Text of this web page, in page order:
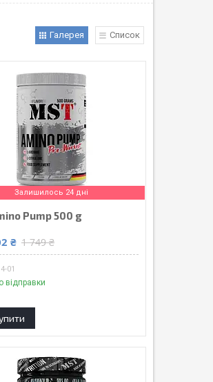
Галерея Список
Залишилось 24 дні
Pump 500 g
₴ 1 749 ₴
01
відправки